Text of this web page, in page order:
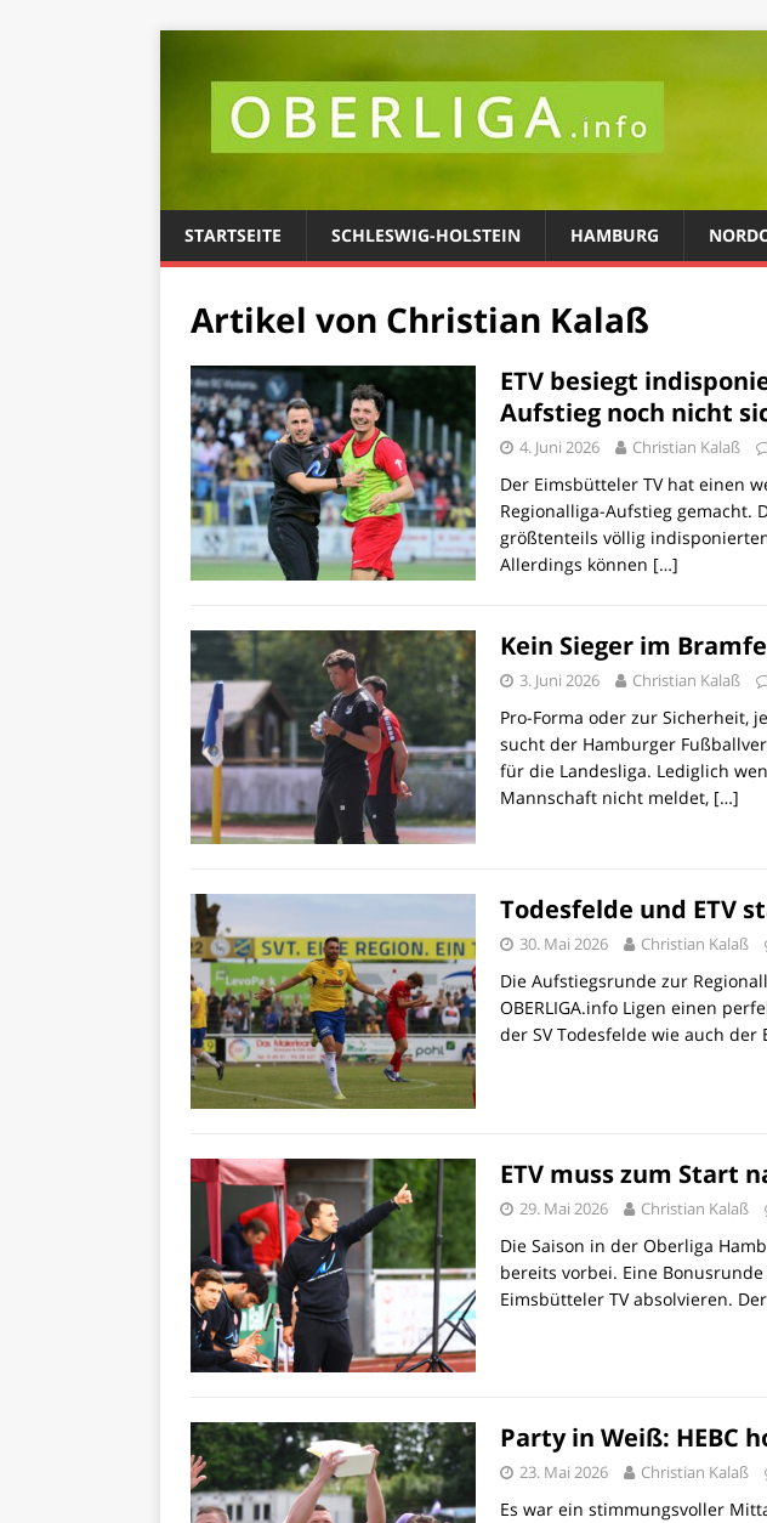
STARTSEITE SCHLESWIG-HOLSTEIN HAMBURG
Artikel von Christian Kalaß
ETV besiegt
Aufstieg noch nicht
4. Juni 2026 Christian Kalaß
Der Eimsbütteler TV hat einen
Regionalliga-Aufstieg gemacht.
größtenteils völlig
Allerdings können […]
Kein Sieger im
3. Juni 2026 Christian Kalaß
Pro-Forma oder zur Sicherheit,
sucht der Hamburger
für die Landesliga. Lediglich
Mannschaft nicht meldet, […]
Todesfelde und ETV
30. Mai 2026 Christian Kalaß
Die Aufstiegsrunde zur
OBERLIGA.info Ligen einen
der SV Todesfelde wie auch der
ETV muss zum Start
29. Mai 2026 Christian Kalaß
Die Saison in der Oberliga
bereits vorbei. Eine
Eimsbütteler TV absolvieren. Der
Party in Weiß: HEBC
23. Mai 2026 Christian Kalaß
Es war ein stimmungsvoller